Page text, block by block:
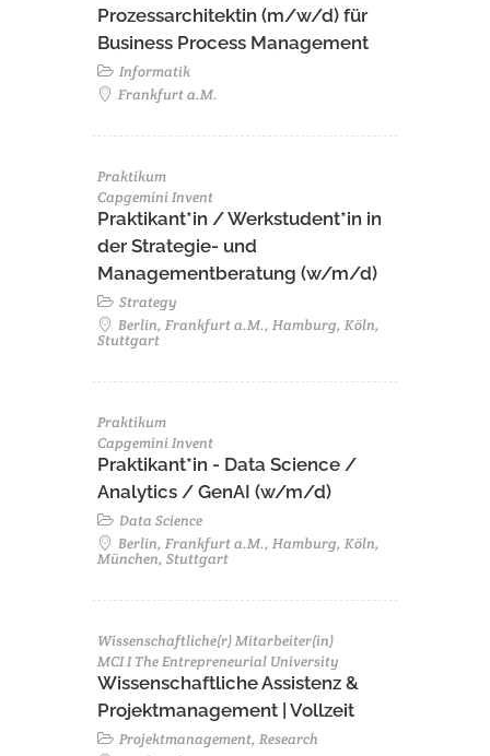
Prozessarchitektin (m/w/d) für
Business Process Management
Informatik
Frankfurt a.M.
Praktikum
Capgemini Invent
Praktikant*in / Werkstudent*in in
der Strategie- und
Managementberatung (w/m/d)
Strategy
Berlin, Frankfurt a.M., Hamburg, Köln,
Stuttgart
Praktikum
Capgemini Invent
Praktikant*in - Data Science /
Analytics / GenAI (w/m/d)
Data Science
Berlin, Frankfurt a.M., Hamburg, Köln,
München, Stuttgart
Wissenschaftliche(r) Mitarbeiter(in)
MCI I The Entrepreneurial University
Wissenschaftliche Assistenz &
Projektmanagement | Vollzeit
Projektmanagement, Research